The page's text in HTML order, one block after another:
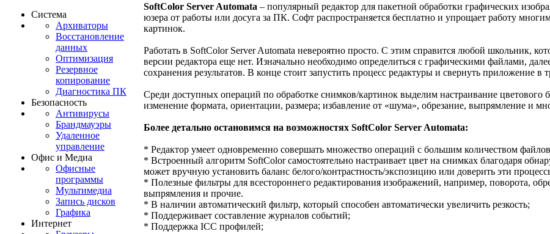
Система
Архиваторы
Восстановление
данных
Оптимизация
Резервное
копирование
Диагностика ПК
Безопасность
Антивирусы
Брандмауэры
Удаленное
управление
Офис и Медиа
Офисные
программы
Мультимедиа
Запись дисков
Графика
Интернет
SoftColor Server Automata – популярный редактор для пакетной обработки графических
юзера от работы или досуга за ПК. Софт распространяется бесплатно и упрощает работу
картинок.
Работать в SoftColor Server Automata невероятно просто. С этим справится любой школьник,
версии редактора еще нет. Изначально необходимо определиться с графическими файлами,
сохранения результатов. В конце стоит запустить процесс редактуры и свернуть приложение в
Среди доступных операций по обработке снимков/картинок выделим настраивание цветового
изменение формата, ориентации, размера; избавление от «шума», обрезание, выпрямление и
Более детально остановимся на возможностях SoftColor Server Automata:
* Редактор умеет одновременно совершать множество операций с большим количеством
* Встроенный алгоритм SoftColor самостоятельно настраивает цвет на снимках благодаря
может вручную установить баланс белого/контрастность/экспозицию или доверить эти
* Полезные фильтры для всестороннего редактирования изображений, например, поворота,
выпрямления и прочие.
* В наличии автоматический фильтр, который способен автоматически увеличить резкость;
* Поддерживает составление журналов событий;
* Поддержка ICC профилей;